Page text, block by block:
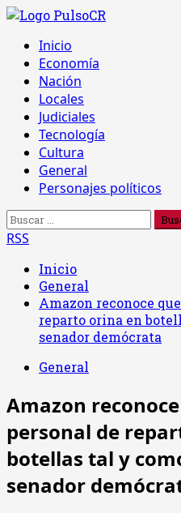
Saltar
contenido
Menú
principal
Inicio
Economía
Nación
Locales
Judiciales
Tecnología
Cultura
General
Personajes políticos
Buscar:
RSS
Inicio
General
Amazon reconoce
reparto orina en
senador demócrata
General
Amazon
personal de
botellas tal y
senador